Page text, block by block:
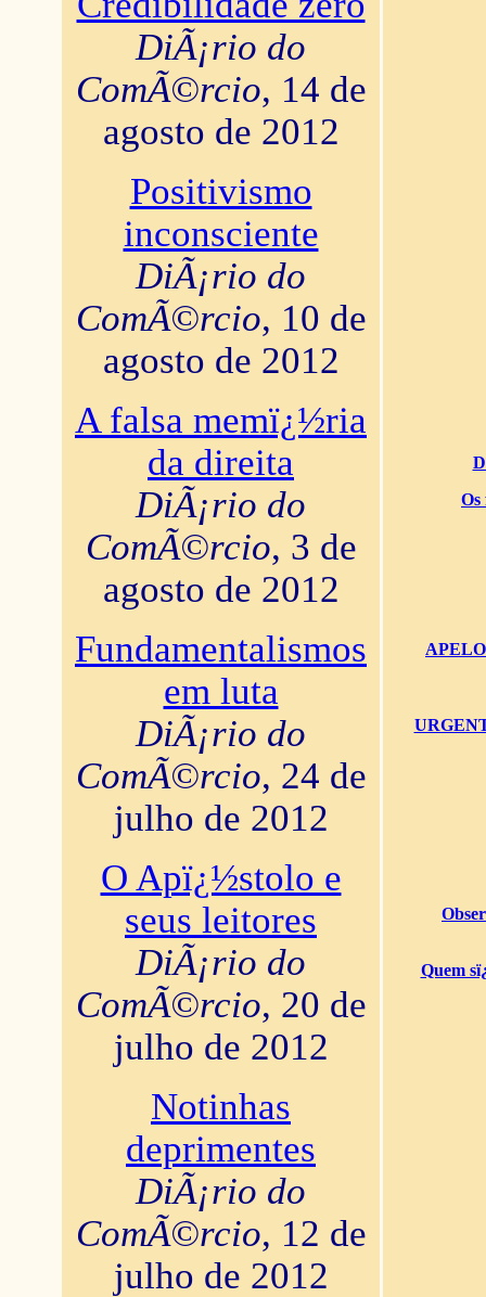
DiÃ¡rio do
ComÃ©rcio, 14 de
agosto de 2012
Positivismo
inconsciente
DiÃ¡rio do
ComÃ©rcio, 10 de
agosto de 2012
A falsa memï¿½ria
da direita
DiÃ¡rio do
ComÃ©rcio, 3 de
agosto de 2012
Fundamentalismos
em luta
DiÃ¡rio do
ComÃ©rcio, 24 de
julho de 2012
O Apï¿½stolo e
seus leitores
DiÃ¡rio do
ComÃ©rcio, 20 de
julho de 2012
Notinhas
deprimentes
DiÃ¡rio do
ComÃ©rcio, 12 de
julho de 2012
Os
Quem